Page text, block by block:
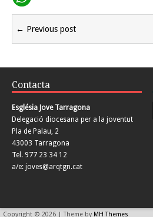
← Previous post
Contacta
Església Jove Tarragona
Delegació diocesana per a la joventut
Pla de Palau, 2
43003 Tarragona
Tel. 977 23 34 12
a/e: joves@arqtgn.cat
Copyright © 2026 | Theme by MH Themes